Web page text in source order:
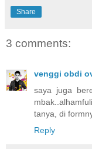
Share
3 comments:
venggi obdi
saya juga
tanya, di
Reply